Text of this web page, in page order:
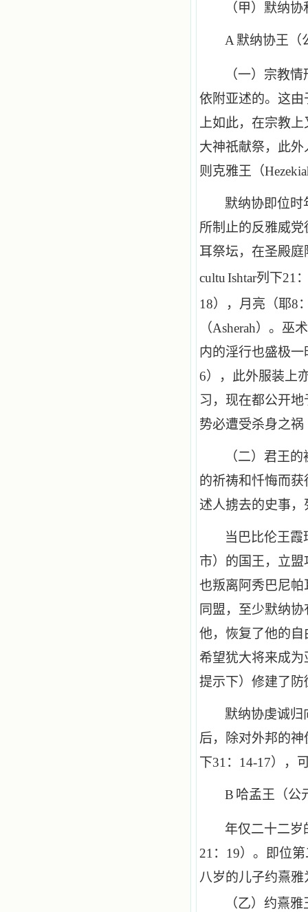
（甲）默纳
A 默纳协王（
（一）宗教
依附亚述的。这
上如此，在宗教
大神祇献祭，此
则克雅王（
默纳协即位时
所制止的反雅威
耳祭坛，在圣殿
cultu Ishtar列下21
18），月亮（耶8
（Asherah）。巫
内的淫行也盛极
6），此外服装上
习，现在都公开
势必遭受杀身之祸
（二）君王
的祈祷和忏悔而
述人掳去的史事
当巴比伦王霞
市）的国王，立
也叛离阿秀巴尼
同盟，至少默纳
他，恢复了他的
希望犹大将来成
提示下）修建了
默纳协虔诚归
后，除对外邦的
下31 ： 14-17），
B 哈孟王（公
年仅二十二岁
21 ： 19）。即位
八岁的儿子约熹
（乙）约熹